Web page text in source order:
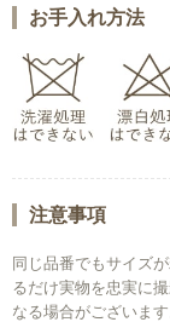
お手入れ方法
注意事項
同じ品番でもサイズ
るだけ実物を忠実に
なる場合がございます